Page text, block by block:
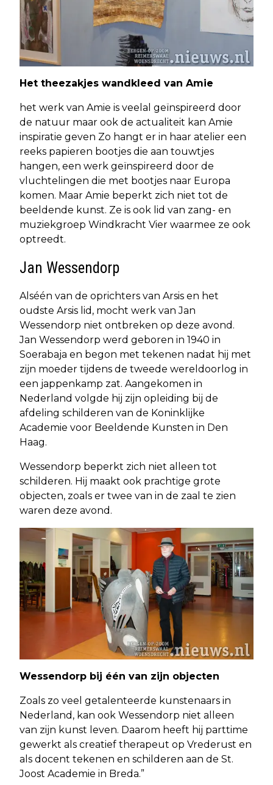
Het theezakjes wandkleed van Amie
het werk van Amie is veelal geïnspireerd door
de natuur maar ook de actualiteit kan Amie
inspiratie geven Zo hangt er in haar atelier een
reeks papieren bootjes die aan touwtjes
hangen, een werk geïnspireerd door de
vluchtelingen die met bootjes naar Europa
komen. Maar Amie beperkt zich niet tot de
beeldende kunst. Ze is ook lid van zang- en
muziekgroep Windkracht Vier waarmee ze ook
optreedt.
Jan Wessendorp
Alséén van de oprichters van Arsis en het
oudste Arsis lid, mocht werk van Jan
Wessendorp niet ontbreken op deze avond.
Jan Wessendorp werd geboren in 1940 in
Soerabaja en begon met tekenen nadat hij met
zijn moeder tijdens de tweede wereldoorlog in
een jappenkamp zat. Aangekomen in
Nederland volgde hij zijn opleiding bij de
afdeling schilderen van de Koninklijke
Academie voor Beeldende Kunsten in Den
Haag.
Wessendorp beperkt zich niet alleen tot
schilderen. Hij maakt ook prachtige grote
objecten, zoals er twee van in de zaal te zien
waren deze avond.
Wessendorp bij één van zijn objecten
Zoals zo veel getalenteerde kunstenaars in
Nederland, kan ook Wessendorp niet alleen
van zijn kunst leven. Daarom heeft hij parttime
gewerkt als creatief therapeut op Vrederust en
als docent tekenen en schilderen aan de St.
Joost Academie in Breda.”